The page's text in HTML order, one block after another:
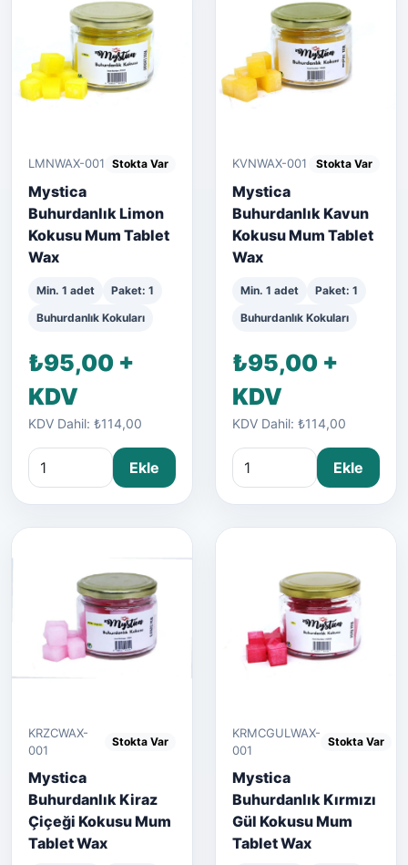
LMNWAX-001 Stokta Var
Mystica
Buhurdanlık Limon
Kokusu Mum Tablet
Wax
Min. 1 adet
Paket: 1
Buhurdanlık Kokuları
₺95,00 +
KDV
KDV Dahil: ₺114,00
Ekle
KVNWAX-001 Stokta Var
Mystica
Buhurdanlık Kavun
Kokusu Mum Tablet
Wax
Min. 1 adet
Paket: 1
Buhurdanlık Kokuları
₺95,00 +
KDV
KDV Dahil: ₺114,00
Ekle
KRZCWAX-
001
Stokta Var
Mystica
Buhurdanlık Kiraz
Çiçeği Kokusu Mum
Tablet Wax
KRMCGULWAX-
001
Stokta Var
Mystica
Buhurdanlık Kırmızı
Gül Kokusu Mum
Tablet Wax